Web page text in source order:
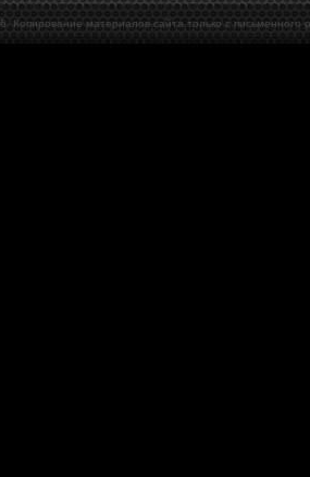
Копирование материалов сайта только с